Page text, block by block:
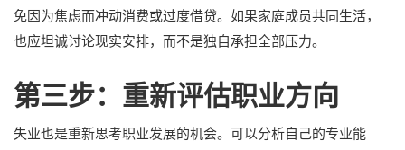
免因为焦虑而冲动消费或过度借贷。如果家庭成员共同生活，
也应坦诚讨论现实安排，而不是独自承担全部压力。
第三步：重新评估职业方向
失业也是重新思考职业发展的机会。可以分析自己的专业能